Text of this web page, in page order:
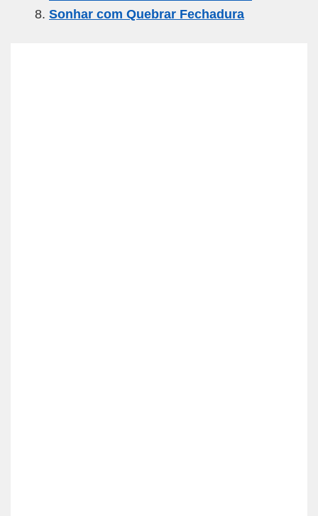
Sonhar com Quebrar Fechadura